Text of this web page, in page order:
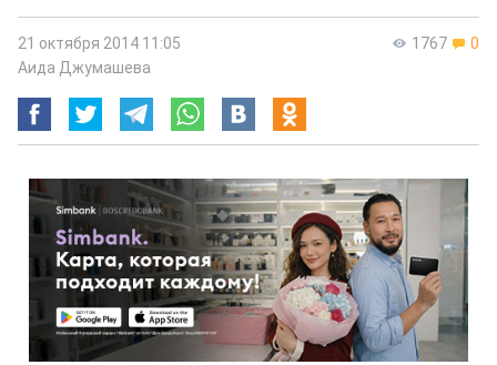
1767 0
21 октября 2014 11:05
Аида Джумашева